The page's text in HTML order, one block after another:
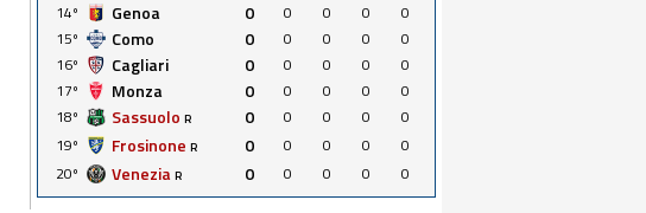
14º
Genoa 0 0 0 0
0
15º
Como 0 0 0 0
0
16º
Cagliari 0 0 0 0
0
17º
Monza 0 0 0 0
0
18º
Sassuolo R 0 0 0 0
0
19º
Frosinone R 0 0 0 0
0
20º
Venezia R 0 0 0 0 0